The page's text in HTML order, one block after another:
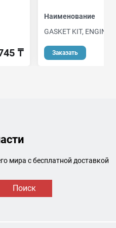
₸
Наименование
GASKET KIT, ENGINE
Заказать
мира с бесплатной доставкой
Поиск